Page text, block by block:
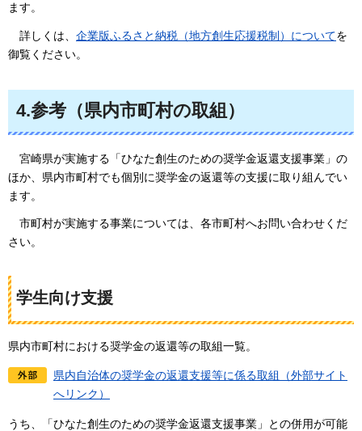
ます。
詳しくは、 企業版ふるさと納税（地方創生応援税制）についてを
御覧ください。
4.参考（県内市町村の取組）
宮崎県が実施する「ひなた創生のための奨学金返還支援事業」の
ほか、県内市町村でも個別に奨学金の返還等の支援に取り組んでい
ます。
市町村が実施する事業については、各市町村へお問い合わせくだ
さい。
学生向け支援
県内市町村における奨学金の返還等の取組一覧。
県内自治体の奨学金の返還支援等に係る取組（外部サイト
へリンク）
うち、「ひなた創生のための奨学金返還支援事業」との併用が可能